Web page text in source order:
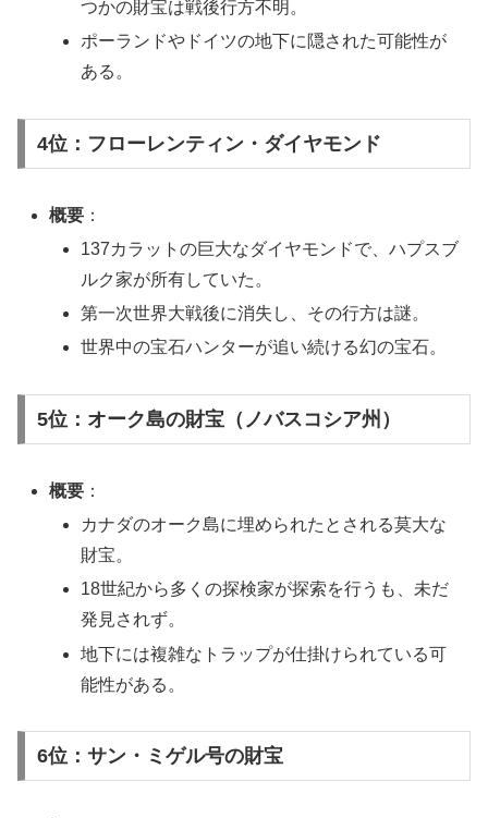
つかの財宝は戦後行方不明。
ポーランドやドイツの地下に隠された可能性が
ある。
4位：フローレンティン・ダイヤモンド
概要 ：
137カラットの巨大なダイヤモンドで、ハプスブ
ルク家が所有していた。
第一次世界大戦後に消失し、その行方は謎。
世界中の宝石ハンターが追い続ける幻の宝石。
5位：オーク島の財宝（ノバスコシア州）
概要 ：
カナダのオーク島に埋められたとされる莫大な
財宝。
18世紀から多くの探検家が探索を行うも、未だ
発見されず。
地下には複雑なトラップが仕掛けられている可
能性がある。
6位：サン・ミゲル号の財宝